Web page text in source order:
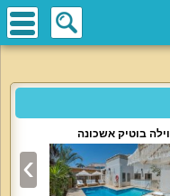
וילה בוטיק אשכונה